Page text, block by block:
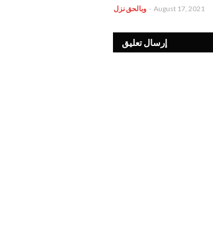
وبالحق نزل - August 17, 2021
إرسال تعليق